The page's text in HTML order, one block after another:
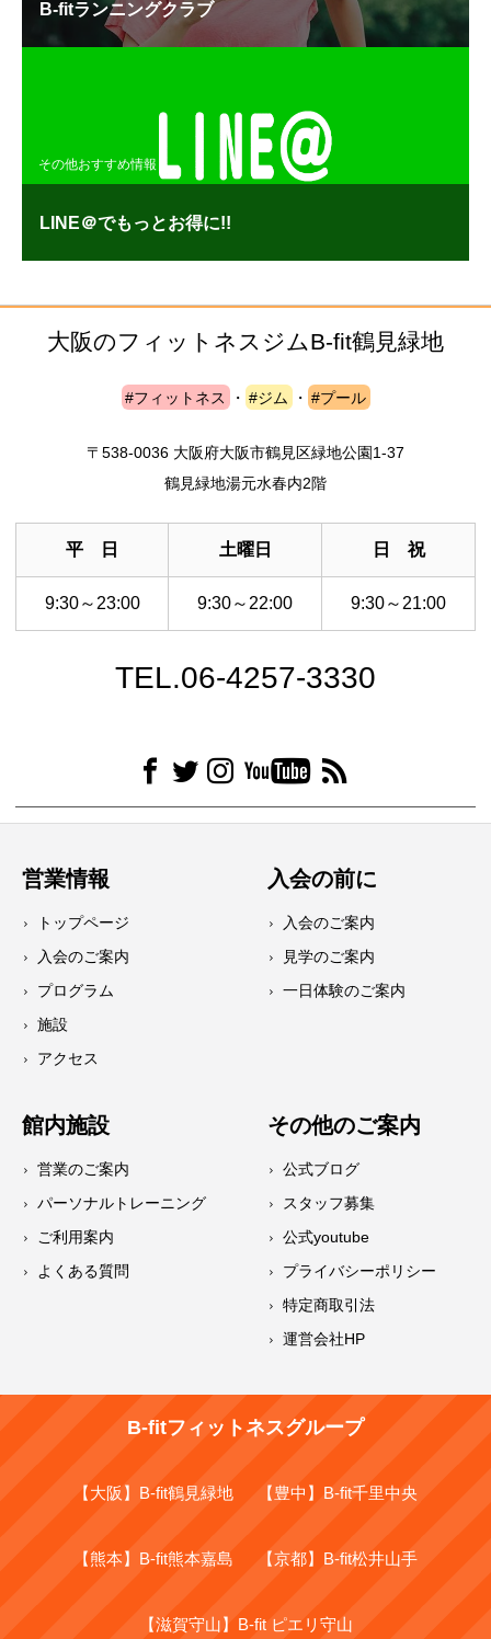
B-fitランニングクラブ
その他おすすめ情報
LINE＠でもっとお得に!!
大阪のフィットネスジムB-fit鶴見緑地
#フィットネス ・ #ジム ・ #プール
〒538-0036 大阪府大阪市鶴見区緑地公園1-37
鶴見緑地湯元水春内2階
平 日 土曜日 日 祝
9:30～23:00 9:30～22:00 9:30～21:00
TEL.06-4257-3330
営業情報
トップページ
入会のご案内
プログラム
施設
アクセス
入会の前に
入会のご案内
見学のご案内
一日体験のご案内
館内施設
営業のご案内
パーソナルトレーニング
ご利用案内
よくある質問
その他のご案内
公式ブログ
スタッフ募集
公式youtube
プライバシーポリシー
特定商取引法
運営会社HP
B-fitフィットネスグループ
【大阪】B-fit鶴見緑地 【豊中】B-fit千里中央
【熊本】B-fit熊本嘉島 【京都】B-fit松井山手
【滋賀守山】B-fit ピエリ守山